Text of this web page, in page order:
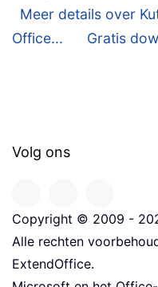
Meer details over
Office...
Gratis
Volg ons
Copyright © 2009 -
Alle rechten
ExtendOffice.